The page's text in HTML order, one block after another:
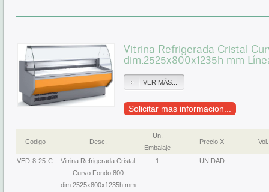
Vitrina Refrigerada Cristal
dim.2525x800x1235h mm
VER MÁS...
Solicitar mas informacion...
Codigo Desc.
Un.
Embalaje
Precio X Vol.
VED-8-25-C
Vitrina Refrigerada Cristal
Curvo Fondo 800
dim.2525x800x1235h mm
1 UNIDAD